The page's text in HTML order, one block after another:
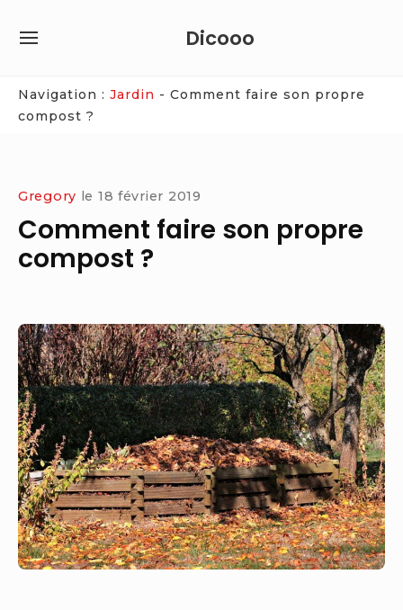
Dicooo
SITE
Navigation : Jardin - Comment faire son propre
compost ?
Gregory le 18 février 2019
Comment faire son propre
compost ?